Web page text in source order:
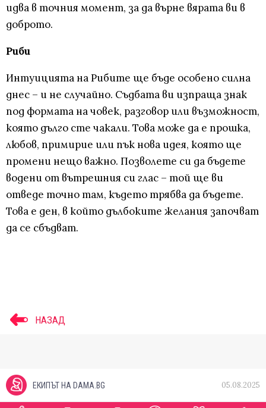
идва в точния момент, за да върне вярата ви в
доброто.
Риби
Интуицията на Рибите ще бъде особено силна
днес – и не случайно. Съдбата ви изпраща знак
под формата на човек, разговор или възможност,
която дълго сте чакали. Това може да е прошка,
любов, примирие или пък нова идея, която ще
промени нещо важно. Позволете си да бъдете
водени от вътрешния си глас – той ще ви
отведе точно там, където трябва да бъдете.
Това е ден, в който дълбоките желания започват
да се сбъдват.
НАЗАД
ЕКИПЪТ НА DAMA.BG 05.08.2025